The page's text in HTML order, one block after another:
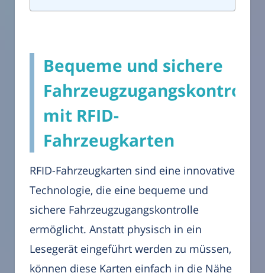
Bequeme und sichere
Fahrzeugzugangskontrolle
mit RFID-
Fahrzeugkarten
RFID-Fahrzeugkarten sind eine innovative
Technologie, die eine bequeme und
sichere Fahrzeugzugangskontrolle
ermöglicht. Anstatt physisch in ein
Lesegerät eingeführt werden zu müssen,
können diese Karten einfach in die Nähe